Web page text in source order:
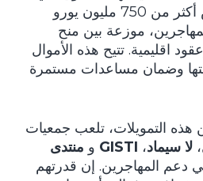
عام 2021، تم تخصيص أكثر من 750 مليون يورو
موزعة بين منح
اقليمية. تتيح هذه الأموال
وضمان مساعدات مستمرة
التمويلات، تلعب جمعيات
، لا سيماد، GISTI و منتدى
دعم المهاجرين. إن قدرتهم